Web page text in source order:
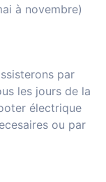
à novembre)
par
les jours de la
électrique
ou par